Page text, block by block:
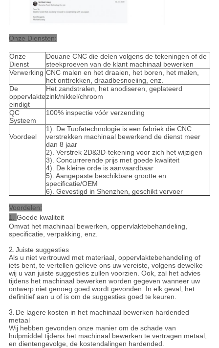
Onze Diensten:
Onze
Dienst
Douane CNC die delen volgens de tekeningen of de
steekproeven van de klant machinaal bewerken
Verwerking CNC malen en het draaien, het boren, het malen,
het onttrekken, draadbesnoeiing, enz.
De
oppervlakte
eindigt
Het zandstralen, het anodiseren, geplateerd
zink/nikkel/chroom
QC
Systeem
100% inspectie vóór verzending
Voordeel
1). De Tuofatechnologie is een fabriek die CNC
verstrekken machinaal bewerkend de dienst meer
dan 8 jaar
2). Verstrek 2D&3D-tekening voor zich het wijzigen
3). Concurrerende prijs met goede kwaliteit
4). De kleine orde is aanvaardbaar
5). Aangepaste beschikbare grootte en
specificatie/OEM
6). Gevestigd in Shenzhen, geschikt vervoer
Voordelen:
1. Goede kwaliteit
Omvat het machinaal bewerken, oppervlaktebehandeling,
specificatie, verpakking, enz.
2. Juiste suggesties
Als u niet vertrouwd met materiaal, oppervlaktebehandeling of
iets bent, te vertellen gelieve ons uw vereiste, volgens dewelke
wij u van juiste suggesties zullen voorzien. Ook, zal het advies
tijdens het machinaal bewerken worden gegeven wanneer uw
ontwerp niet genoeg goed wordt gevonden. In elk geval, het
definitief aan u of is om de suggesties goed te keuren.
3. De lagere kosten in het machinaal bewerken hardended
metaal
Wij hebben gevonden onze manier om de schade van
hulpmiddel tijdens het machinaal bewerken te vertragen metaal,
en dientengevolge, de kostendalingen hardended.